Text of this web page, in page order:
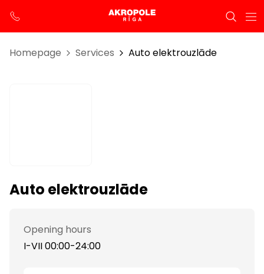
Homepage Services Auto elektrouzlāde
Auto elektrouzlāde
Opening hours
I-VII 00:00-24:00